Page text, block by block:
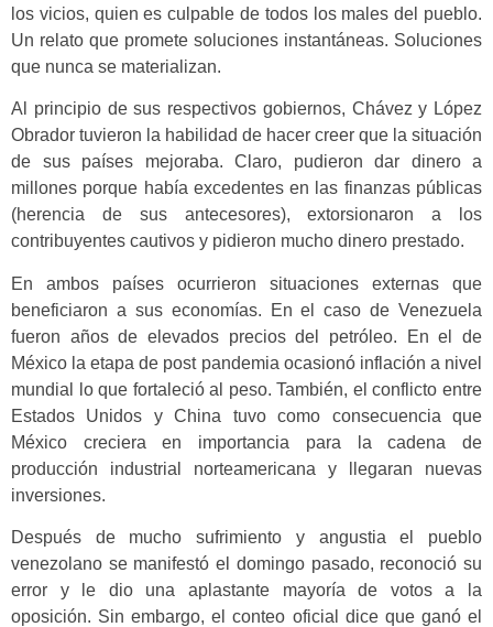
los vicios, quien es culpable de todos los males del pueblo.
Un relato que promete soluciones instantáneas. Soluciones
que nunca se materializan.
Al principio de sus respectivos gobiernos, Chávez y López
Obrador tuvieron la habilidad de hacer creer que la situación
de sus países mejoraba. Claro, pudieron dar dinero a
millones porque había excedentes en las finanzas públicas
(herencia de sus antecesores), extorsionaron a los
contribuyentes cautivos y pidieron mucho dinero prestado.
En ambos países ocurrieron situaciones externas que
beneficiaron a sus economías. En el caso de Venezuela
fueron años de elevados precios del petróleo. En el de
México la etapa de post pandemia ocasionó inflación a nivel
mundial lo que fortaleció al peso. También, el conflicto entre
Estados Unidos y China tuvo como consecuencia que
México creciera en importancia para la cadena de
producción industrial norteamericana y llegaran nuevas
inversiones.
Después de mucho sufrimiento y angustia el pueblo
venezolano se manifestó el domingo pasado, reconoció su
error y le dio una aplastante mayoría de votos a la
oposición. Sin embargo, el conteo oficial dice que ganó el